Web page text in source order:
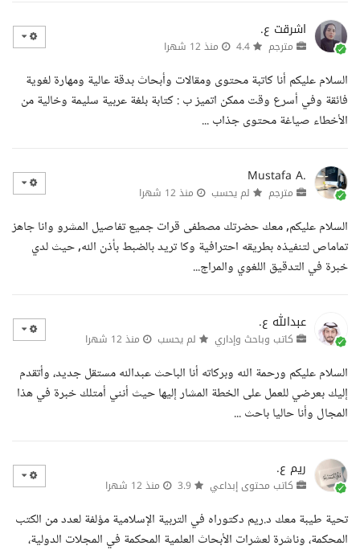
اشرقت ع.
مترجم منذ 12 شهرا
السلام عليكم أنا كاتبة محتوى ومقالات وأبحاث بدقة عالية ومهارة لغوية
فائقة وفي أسرع وقت ممكن اتميز ب : كتابة بلغة عربية سليمة وخالية من
الأخطاء صياغة محتوى جذاب ...
Mustafa A.
مترجم لم يحسب منذ 12 شهرا
السلام عليكم, معك حضرتك مصطفى قرات جميع تفاصيل المشرو وانا جاهز
تماماص لتنفيذه بطريقه احترافية وكا تريد بالضبط بأذن الله, حيث لدي
خبرة في التدقيق اللغوي والمراج...
عبدالله ع.
كاتب وباحث وإداري لم يحسب منذ 12 شهرا
السلام عليكم ورحمة الله وبركاته أنا الباحث عبدالله مستقل جديد، وأتقدم
إليك بعرضي للعمل على الخطة المشار إليها حيث أنني أمتلك خبرة في هذا
المجال وأنا حاليا باحث ...
ريم ع.
كاتب محتوى إبداعي منذ 12 شهرا
تحية طيبة معك د.ريم دكتوراه في التربية الإسلامية مؤلفة لعدد من الكتب
المحكمة، وناشرة لعشرات الأبحاث العلمية المحكمة في المجلات الدولية،